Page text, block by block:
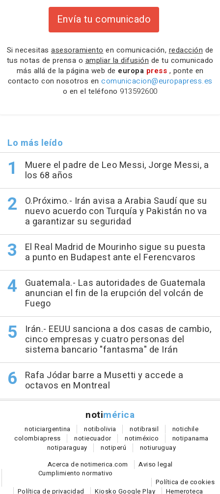
Envía tu comunicado
Si necesitas asesoramiento en comunicación, redacción de
tus notas de prensa o ampliar la difusión de tu comunicado
más allá de la página web de europa press , ponte en
contacto con nosotros en comunicacion@europapress.es
o en el teléfono 913592600
Lo más leído
Muere el padre de Leo Messi, Jorge Messi, a
los 68 años
O.Próximo.- Irán avisa a Arabia Saudí que su
nuevo acuerdo con Turquía y Pakistán no va
a garantizar su seguridad
El Real Madrid de Mourinho sigue su puesta
a punto en Budapest ante el Ferencvaros
Guatemala.- Las autoridades de Guatemala
anuncian el fin de la erupción del volcán de
Fuego
Irán.- EEUU sanciona a dos casas de cambio,
cinco empresas y cuatro personas del
sistema bancario "fantasma" de Irán
Rafa Jódar barre a Musetti y accede a
octavos en Montreal
notimérica
noticiargentina notibolivia notibrasil notichile
colombiapress notiecuador notiméxico notipanama
notiparaguay notiperú notiuruguay
Acerca de notimerica.com
Aviso legal
Cumplimiento normativo
Política de cookies
Política de privacidad
Kiosko Google Play Hemeroteca